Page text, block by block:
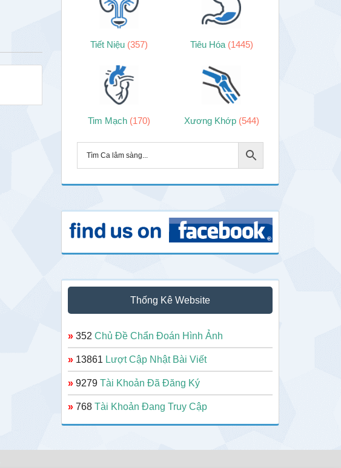
Tiết Niệu (357) Tiêu Hóa (1445)
Tim Mạch (170) Xương Khớp (544)
Thống Kê Website
» 352 Chủ Đề Chẩn Đoán Hình Ảnh
» 13861 Lượt Cập Nhật Bài Viết
» 9279 Tài Khoản Đã Đăng Ký
» 768 Tài Khoản Đang Truy Cập